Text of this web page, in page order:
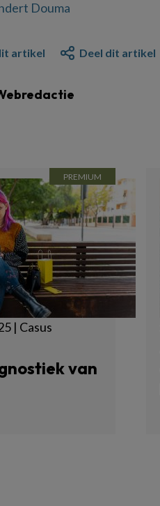
Douma
artikel Deel dit artikel
| Casus
van